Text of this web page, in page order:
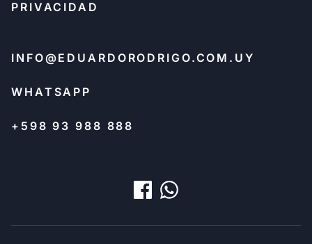
PRIVACIDAD
INFO@EDUARDORODRIGO.COM.UY
WHATSAPP
+598 93 988 888